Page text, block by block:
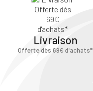
Livraison
Offerte dès 69€ d'achats*